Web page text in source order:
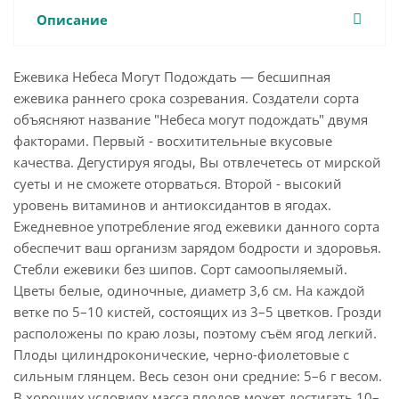
Описание
Ежевика Небеса Могут Подождать — бесшипная
ежевика раннего срока созревания. Создатели сорта
объясняют название "Небеса могут подождать" двумя
факторами. Первый - восхитительные вкусовые
качества. Дегустируя ягоды, Вы отвлечетесь от мирской
суеты и не сможете оторваться. Второй - высокий
уровень витаминов и антиоксидантов в ягодах.
Ежедневное употребление ягод ежевики данного сорта
обеспечит ваш организм зарядом бодрости и здоровья.
Стебли ежевики без шипов. Сорт самоопыляемый.
Цветы белые, одиночные, диаметр 3,6 см. На каждой
ветке по 5–10 кистей, состоящих из 3–5 цветков. Грозди
расположены по краю лозы, поэтому съём ягод легкий.
Плоды цилиндроконические, черно-фиолетовые с
сильным глянцем. Весь сезон они средние: 5–6 г весом.